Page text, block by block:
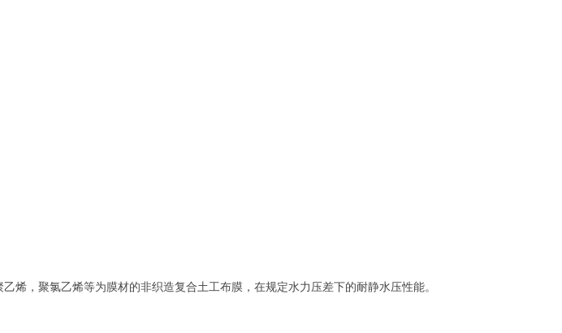
烯，聚氯乙烯等为膜材的非织造复合土工布膜，在规定水力压差下的耐静水压性能。